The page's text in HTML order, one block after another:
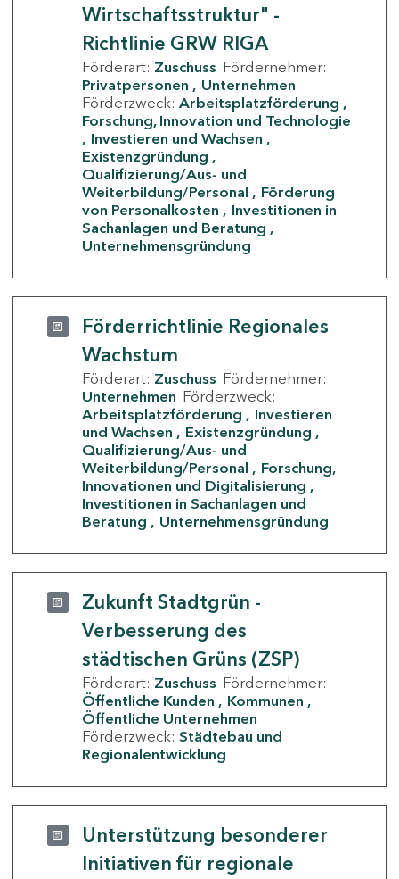
Wirtschaftsstruktur" -
Richtlinie GRW RIGA
Förderart: Zuschuss Fördernehmer:
Privatpersonen
Unternehmen
Förderzweck: Arbeitsplatzförderung
Forschung, Innovation und Technologie
Investieren und Wachsen
Existenzgründung
Qualifizierung/Aus- und
Weiterbildung/Personal
Förderung
von Personalkosten
Investitionen in
Sachanlagen und Beratung
Unternehmensgründung
Förderrichtlinie Regionales
Wachstum
Förderart: Zuschuss Fördernehmer:
Unternehmen Förderzweck:
Arbeitsplatzförderung
Investieren
und Wachsen
Existenzgründung
Qualifizierung/Aus- und
Weiterbildung/Personal
Forschung,
Innovationen und Digitalisierung
Investitionen in Sachanlagen und
Beratung
Unternehmensgründung
Zukunft Stadtgrün -
Verbesserung des
städtischen Grüns (ZSP)
Förderart: Zuschuss Fördernehmer:
Öffentliche Kunden
Kommunen
Öffentliche Unternehmen
Förderzweck: Städtebau und
Regionalentwicklung
Unterstützung besonderer
Initiativen für regionale